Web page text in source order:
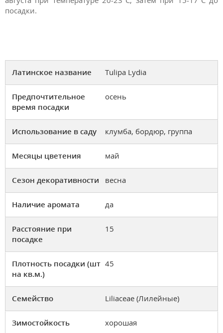
посадки.
Латинское название Tulipa Lydia
Предпочтительное
время посадки
осень
Использование в саду клумба, бордюр, группа
Месяцы цветения май
Сезон декоративности весна
Наличие аромата да
Расстояние при
посадке
15
Плотность посадки (шт
на кв.м.)
45
Семейство Liliaceae (Лилейные)
Зимостойкость хорошая